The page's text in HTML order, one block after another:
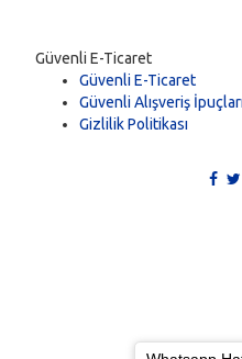
Güvenli E-Ticaret
Güvenli E-Ticaret
Güvenli Alışveriş
Gizlilik Politikası